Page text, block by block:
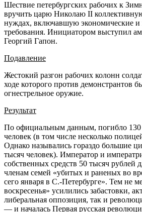
Шествие петербургских рабочих к
вручить царю Николаю II
нуждах, включавшую экономические и
требования. Инициатором выступил
Георгий Гапон.
Подавление
Жестокий разгон рабочих колонн
ходе которого против демонстрантов
огнестрельное оружие.
Результат
По официальным данным, погибло 130
человек (в том числе несколько
Однако назывались гораздо большие
тысяч человек). Император и
собственных средств 50 тысяч рублей
членам семей «убитых и раненых во
сего января в С.-Петербурге». Тем не
воскресенья» усилились забастовки,
либеральная оппозиция, так и
— и началась Первая русская